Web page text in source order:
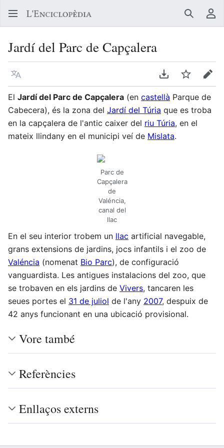
Buscar
Jardí del Parc de Capçalera
Llegir en un atre idioma Descarregar en
Vigilar
El Jardí del Parc de Capçalera (en castellà Parque de
Cabecera), és la zona del Jardí del Túria que es troba
en la capçalera de l'antic caixer del riu Túria, en el
mateix llindany en el municipi veí de Mislata.
Parc de
Capçalera
de
Valéncia,
canal del
llac
En el seu interior trobem un llac artificial navegable,
grans extensions de jardins, jocs infantils i el zoo de
Valéncia (nomenat Bio Parc), de configuració
vanguardista. Les antigues instalacions del zoo, que
se trobaven en els jardins de Vivers, tancaren les
seues portes el 31 de juliol de l'any 2007, despuix de
42 anys funcionant en una ubicació provisional.
Vore també
Referències
Enllaços externs